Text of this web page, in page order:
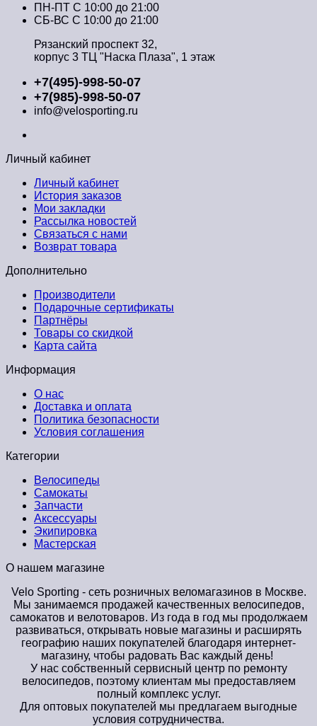
ПН-ПТ C 10:00 до 21:00
СБ-ВС С 10:00 до 21:00
Рязанский проспект 32,
корпус 3 ТЦ "Наска Плаза", 1 этаж
+7(495)-998-50-07
+7(985)-998-50-07
info@velosporting.ru
Личный кабинет
Личный кабинет
История заказов
Мои закладки
Рассылка новостей
Связаться с нами
Возврат товара
Дополнительно
Производители
Подарочные сертификаты
Партнёры
Товары со скидкой
Карта сайта
Информация
О нас
Доставка и оплата
Политика безопасности
Условия соглашения
Категории
Велосипеды
Самокаты
Запчасти
Аксессуары
Экипировка
Мастерская
О нашем магазине
Velo Sporting - сеть розничных веломагазинов в Москве.
Мы занимаемся продажей качественных велосипедов,
самокатов и велотоваров. Из года в год мы продолжаем
развиваться, открывать новые магазины и расширять
географию наших покупателей благодаря интернет-
магазину, чтобы радовать Вас каждый день!
У нас собственный сервисный центр по ремонту
велосипедов, поэтому клиентам мы предоставляем
полный комплекс услуг.
Для оптовых покупателей мы предлагаем выгодные
условия сотрудничества.